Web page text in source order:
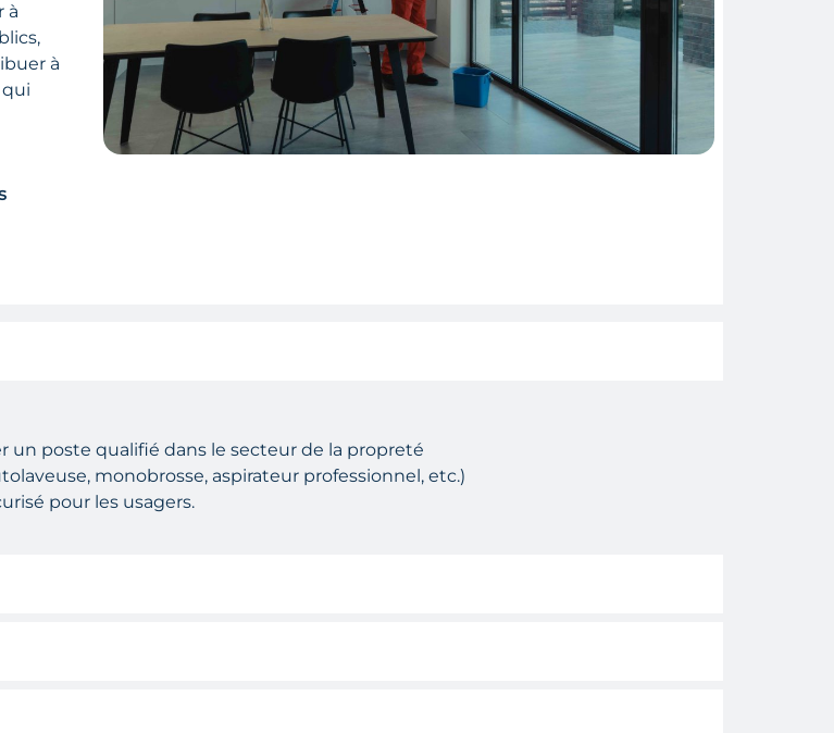
à
à
un poste qualifié dans le secteur de la propreté
monobrosse, aspirateur professionnel, etc.)
pour les usagers.